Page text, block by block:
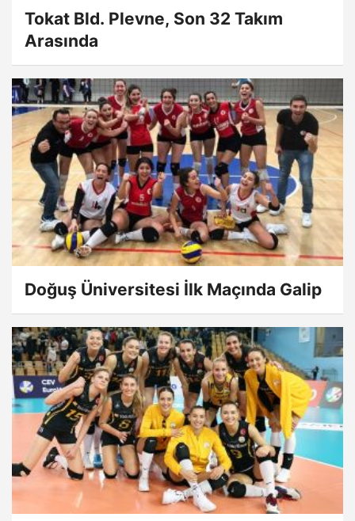
Tokat Bld. Plevne, Son 32 Takım
Arasında
Doğuş Üniversitesi İlk Maçında Galip